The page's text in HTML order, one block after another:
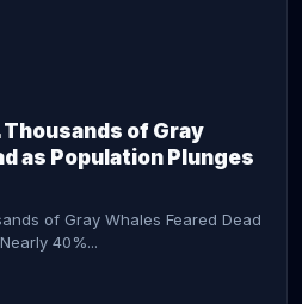
Thousands of Gray
as Population Plunges
of Gray Whales Feared Dead
40%...